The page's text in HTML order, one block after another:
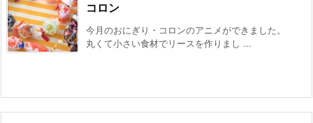
コロン
今月のおにぎり・コロンのアニメができました。
丸くて小さい食材でリースを作りまし ...